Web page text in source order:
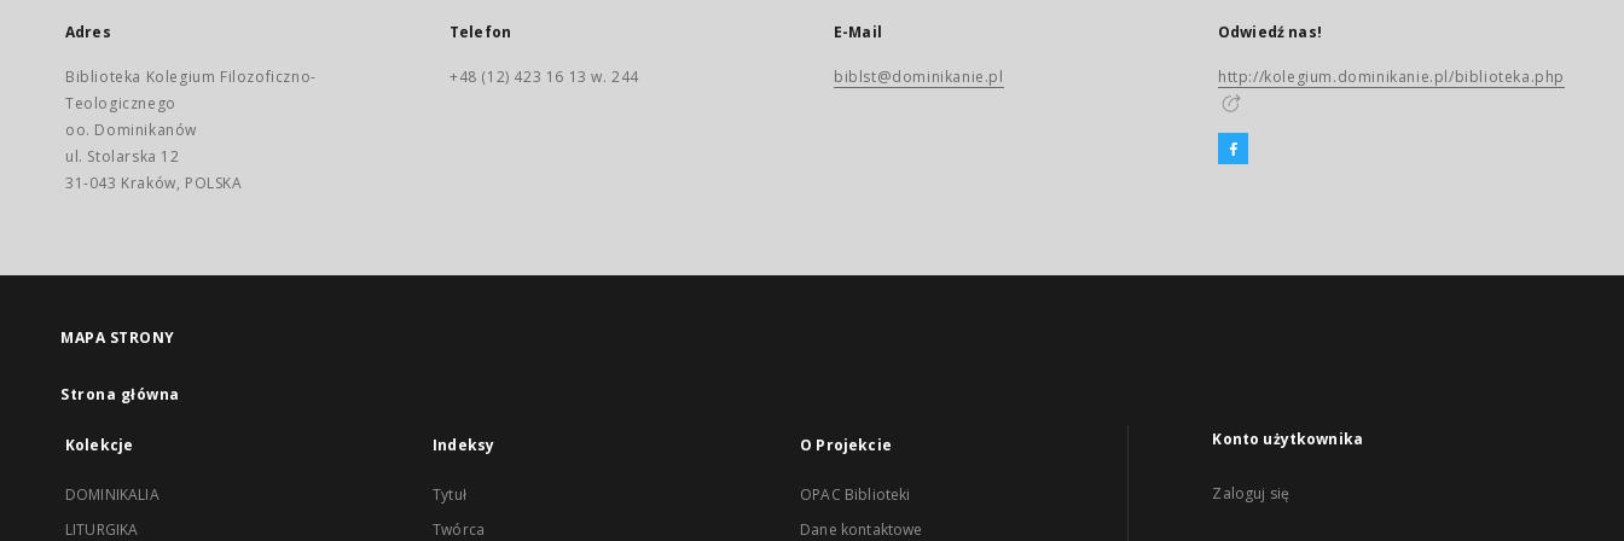
Adres
Biblioteka Kolegium Filozoficzno-
Teologicznego
oo. Dominikanów
ul. Stolarska 12
31-043 Kraków, POLSKA
Telefon
+48 (12) 423 16 13 w. 244
E-Mail
biblst@dominikanie.pl
Odwiedź nas!
http://kolegium.dominikanie.pl/biblioteka.php
MAPA STRONY
Strona główna
Kolekcje
DOMINIKALIA
LITURGIKA
Indeksy
Tytuł
Twórca
O Projekcie
OPAC Biblioteki
Dane kontaktowe
Konto użytkownika
Zaloguj się